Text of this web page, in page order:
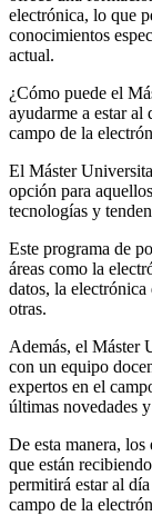
electrónica, lo que
conocimientos
actual.
¿Cómo puede el
ayudarme a estar al
campo de la
El Máster
opción para
tecnologías y
Este programa de
áreas como la
datos, la
otras.
Además, el Máster
con un equipo
expertos en el
últimas novedades
De esta manera, los
que están
permitirá estar al
campo de la